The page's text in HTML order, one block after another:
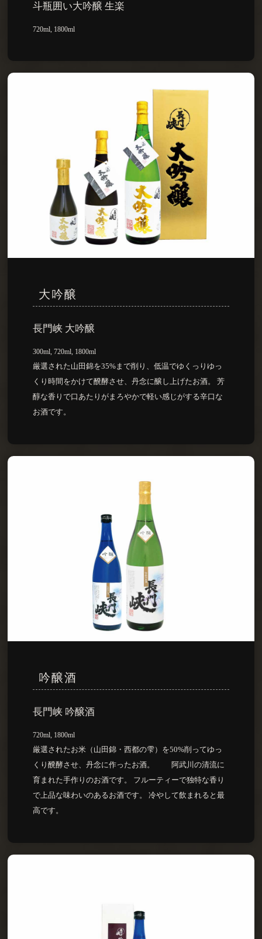
斗瓶囲い大吟醸 生楽
720ml, 1800ml
大吟醸
長門峡 大吟醸
300ml, 720ml, 1800ml
厳選された山田錦を35%まで削り、低温でゆくっりゆっ
くり時間をかけて醗酵させ、丹念に醸し上げたお酒。 芳
醇な香りで口あたりがまろやかで軽い感じがする辛口な
お酒です。
吟醸酒
長門峡 吟醸酒
720ml, 1800ml
厳選されたお米（山田錦・西都の雫）を50%削ってゆっ
くり醗酵させ、丹念に作ったお酒。 阿武川の清流に
育まれた手作りのお酒です。 フルーティーで独特な香り
で上品な味わいのあるお酒です。 冷やして飲まれると最
高です。